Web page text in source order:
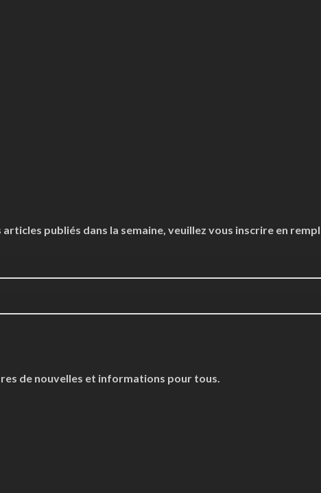
publiés dans la semaine, veuillez vous inscrire en
de nouvelles et informations pour tous.